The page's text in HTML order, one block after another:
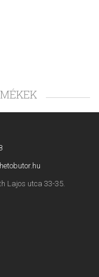
Lajos utca 33-35.